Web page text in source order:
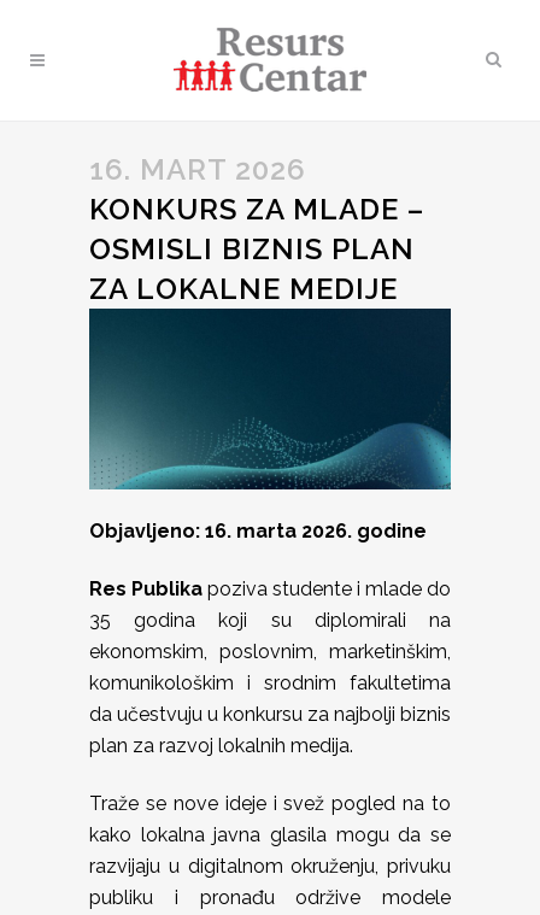
16. MART 2026
KONKURS ZA MLADE –
OSMISLI BIZNIS PLAN
ZA LOKALNE MEDIJE
Objavljeno: 16. marta 2026. godine
Res Publika poziva studente i mlade do
35 godina koji su diplomirali na
ekonomskim, poslovnim, marketinškim,
komunikološkim i srodnim fakultetima
da učestvuju u konkursu za najbolji biznis
plan za razvoj lokalnih medija.
Traže se nove ideje i svež pogled na to
kako lokalna javna glasila mogu da se
razvijaju u digitalnom okruženju, privuku
publiku i pronađu održive modele